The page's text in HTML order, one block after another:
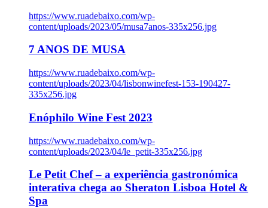
https://www.ruadebaixo.com/wp-
content/uploads/2023/05/musa7anos-335x256.jpg
7 ANOS DE MUSA
https://www.ruadebaixo.com/wp-
content/uploads/2023/04/lisbonwinefest-153-190427-
335x256.jpg
Enóphilo Wine Fest 2023
https://www.ruadebaixo.com/wp-
content/uploads/2023/04/le_petit-335x256.jpg
Le Petit Chef – a experiência gastronómica
interativa chega ao Sheraton Lisboa Hotel &
Spa